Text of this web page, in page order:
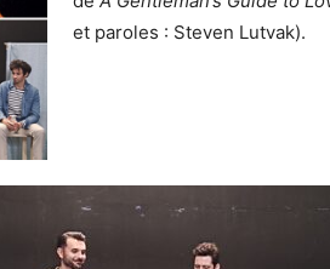
et paroles : Steven Lutvak).